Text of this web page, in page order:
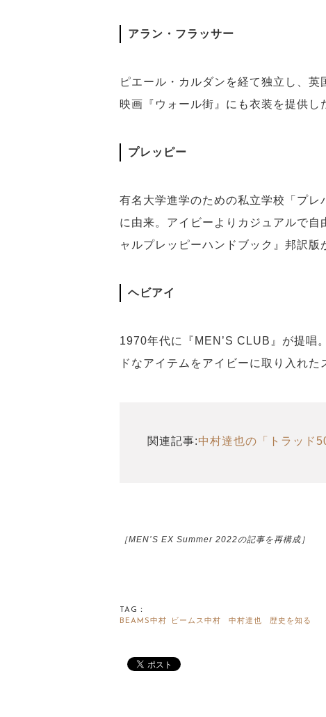
アラン・フラッサー
ピエール・カルダンを経て独立し、英
映画『ウォール街』にも衣装を提供し
プレッピー
有名大学進学のための私立学校「プ
に由来。アイビーよりカジュアルで自
ャルプレッピーハンドブック』邦訳版
ヘビアイ
1970年代に『MEN’S CLUB』が提唱
ドなアイテムをアイビーに取り入れた
関連記事:中村達也の「トラッ
［MEN’S EX Summer 2022の記事を再構成］
TAG：
BEAMS中村
ビームス中村 中村達也 歴史を知る